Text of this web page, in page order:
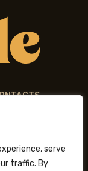
serve
traffic. By